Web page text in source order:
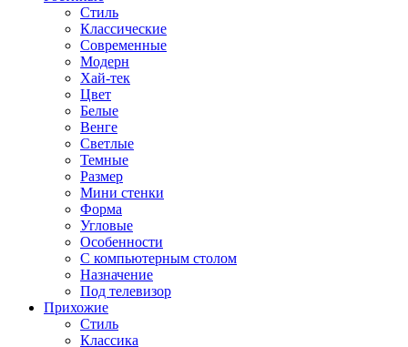
Стиль
Классические
Современные
Модерн
Хай-тек
Цвет
Белые
Венге
Светлые
Темные
Размер
Мини стенки
Форма
Угловые
Особенности
С компьютерным столом
Назначение
Под телевизор
Прихожие
Стиль
Классика